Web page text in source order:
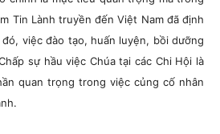
Tin Lành truyền đến Việt Nam đã định
việc đào tạo, huấn luyện, bồi dưỡng
sự hầu việc Chúa tại các Chi Hội là
quan trọng trong việc củng cố nhân